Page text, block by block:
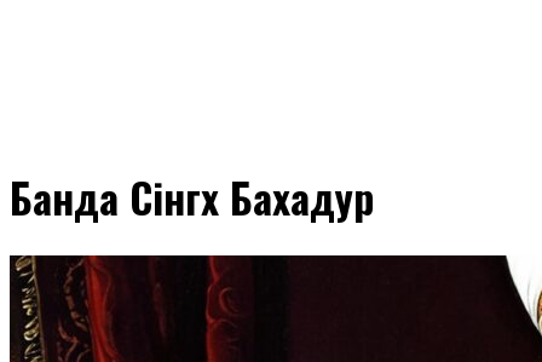
Банда Сінгх Бахадур